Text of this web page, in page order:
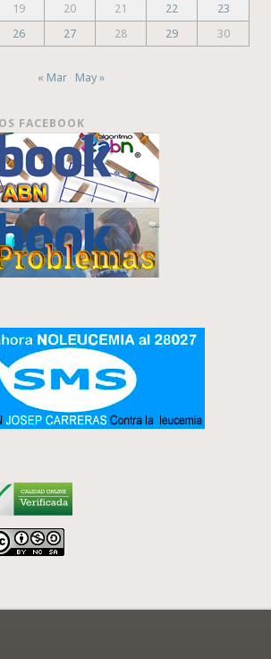
19 20 21 22
23
26 27 28 29 30
« Mar May »
FACEBOOK